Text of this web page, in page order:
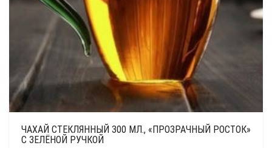
ЧАХАЙ СТЕКЛЯННЫЙ 300 МЛ., «ПРОЗРАЧНЫЙ РОСТОК»
С ЗЕЛЁНОЙ РУЧКОЙ